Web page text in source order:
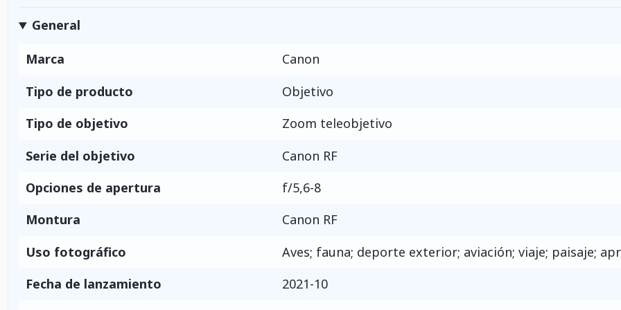
General
Marca
Canon
Tipo de producto
Objetivo
Tipo de objetivo
Zoom teleobjetivo
Serie del objetivo
Canon RF
Opciones de apertura
f/5,6-8
Montura
Canon RF
Uso fotográfico
Aves; fauna; deporte exterior; aviación; viaje; paisaje;
Fecha de lanzamiento
2021-10